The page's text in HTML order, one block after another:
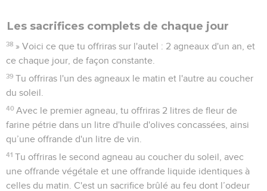
Les sacrifices complets de chaque jour
38 » Voici ce que tu offriras sur l'autel : 2 agneaux d'un an, et
ce chaque jour, de façon constante.
39 Tu offriras l'un des agneaux le matin et l'autre au coucher
du soleil.
40 Avec le premier agneau, tu offriras 2 litres de fleur de
farine pétrie dans un litre d'huile d'olives concassées, ainsi
qu’une offrande d'un litre de vin.
41 Tu offriras le second agneau au coucher du soleil, avec
une offrande végétale et une offrande liquide identiques à
celles du matin. C'est un sacrifice brûlé au feu dont l’odeur